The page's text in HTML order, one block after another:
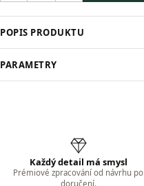
POPIS PRODUKTU
PARAMETRY
Každý detail má smysl
Prémiové zpracování od návrhu po
doručení.